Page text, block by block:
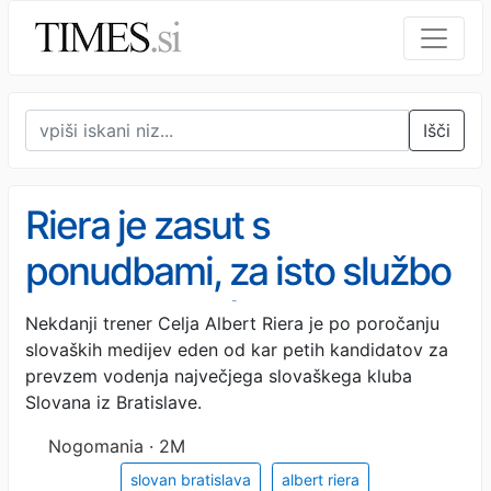
Išči
Riera je zasut s
ponudbami, za isto službo
se bori z Bišćanom,
Milojevićem in - Yayo
Tourejem!
Nekdanji trener Celja Albert Riera je po poročanju
slovaških medijev eden od kar petih kandidatov za
prevzem vodenja največjega slovaškega kluba
Slovana iz Bratislave.
Nogomania · 2M
slovan bratislava albert riera